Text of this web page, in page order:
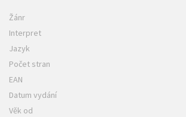
Žánr
Interpret
Jazyk
Počet stran
EAN
Datum vydání
Věk od